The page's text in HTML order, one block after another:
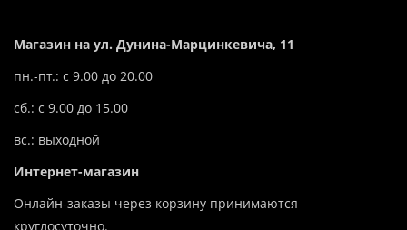
Магазин на ул. Дунина-Марцинкевича, 11
пн.-пт.: с 9.00 до 20.00
сб.: с 9.00 до 15.00
вс.: выходной
Интернет-магазин
Онлайн-заказы через корзину принимаются
круглосуточно.